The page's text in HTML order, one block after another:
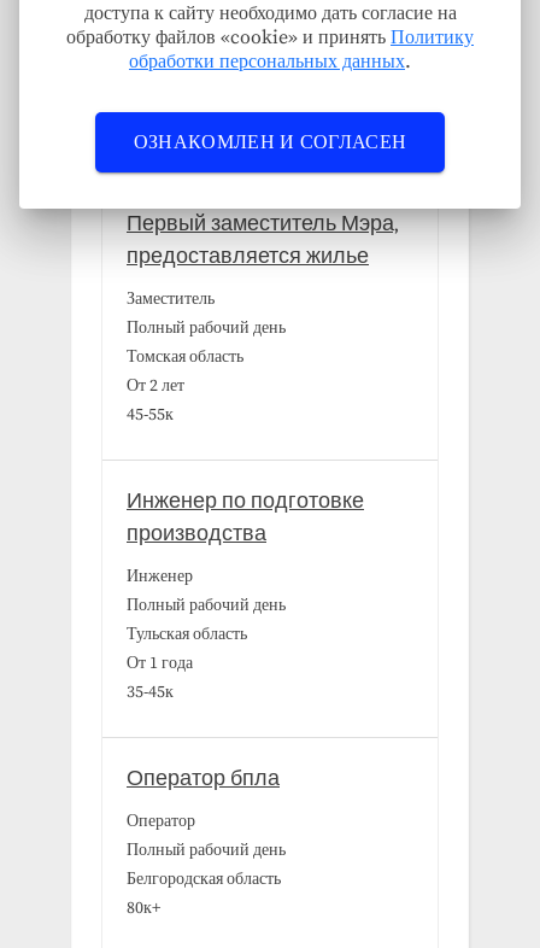
➣Где и кем работать, чтобы получить жильё
Первый заместитель Мэра,
предоставляется жилье
Заместитель
Полный рабочий день
Томская область
От 2 лет
45-55к
Инженер по подготовке
производства
Инженер
Полный рабочий день
Тульская область
От 1 года
35-45к
Оператор бпла
Оператор
Полный рабочий день
Белгородская область
80к+
доступа к сайту необходимо дать согласие на
обработку файлов «cookie» и принять Политику
обработки персональных данных.
ОЗНАКОМЛЕН И СОГЛАСЕН